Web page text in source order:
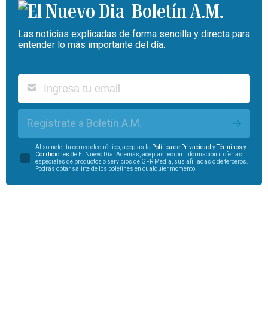
Boletín A.M.
Las noticias explicadas de forma sencilla y directa para
entender lo más importante del día.
Regístrate a Boletín A.M.
Al someter tu correo electrónico, aceptas la Política de Privacidad yTérminos y
Condiciones de El Nuevo Día. Además, aceptas recibir información u ofertas
especiales de productos o servicios de GFR Media, sus afiliadas o de terceros.
Podrás optar salirte de los boletines en cualquier momento.